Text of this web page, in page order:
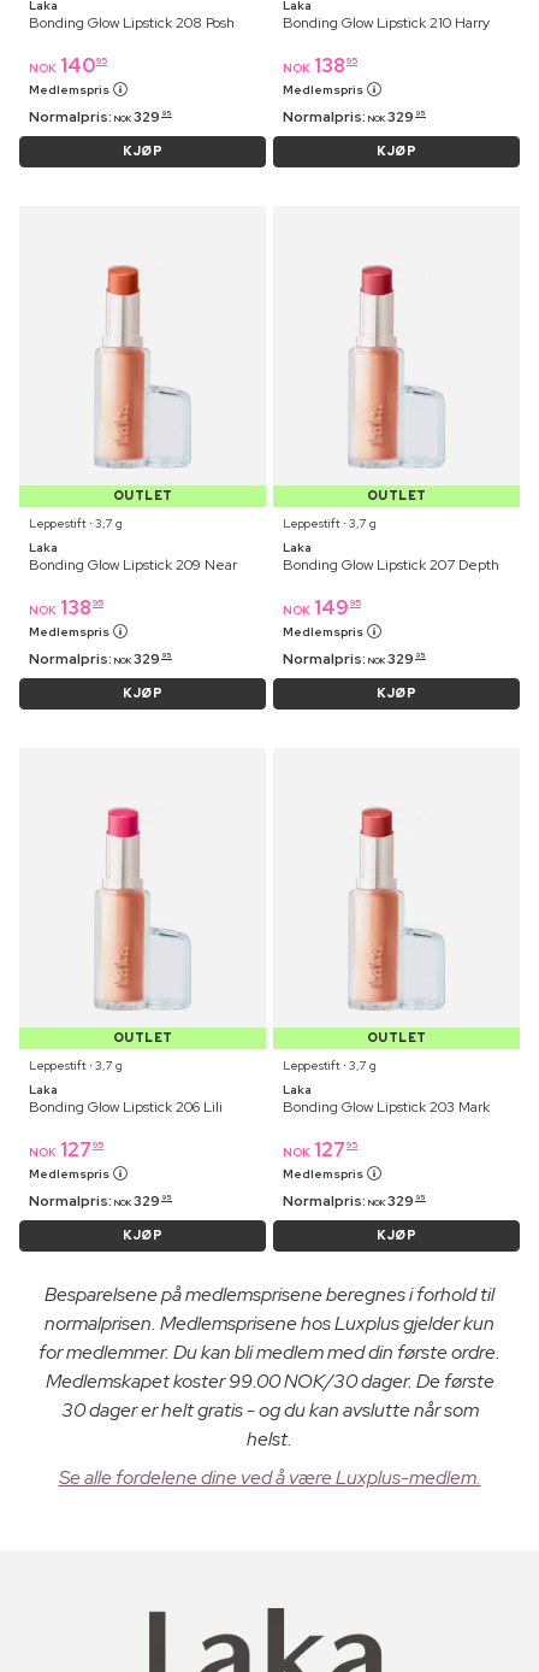
Laka
Bonding Glow Lipstick 208 Posh
NOK 14095
Medlemspris
Normalpris: NOK 329 95
KJØP
Laka
Bonding Glow Lipstick 210 Harry
NOK 138 95
Medlemspris
Normalpris: NOK 329 95
KJØP
OUTLET
Leppestift ⋅ 3,7 g
Laka
Bonding Glow Lipstick 209 Near
NOK 138 95
Medlemspris
Normalpris: NOK 329 95
KJØP
OUTLET
Leppestift ⋅ 3,7 g
Laka
Bonding Glow Lipstick 207 Depth
NOK 149 95
Medlemspris
Normalpris: NOK 329 95
KJØP
OUTLET
Leppestift ⋅ 3,7 g
Laka
Bonding Glow Lipstick 206 Lili
NOK 127 95
Medlemspris
Normalpris: NOK 329 95
KJØP
OUTLET
Leppestift ⋅ 3,7 g
Laka
Bonding Glow Lipstick 203 Mark
NOK 127 95
Medlemspris
Normalpris: NOK 329 95
KJØP
Besparelsene på medlemsprisene beregnes i forhold til
normalprisen. Medlemsprisene hos Luxplus gjelder kun
for medlemmer. Du kan bli medlem med din første ordre.
Medlemskapet koster 99.00 NOK/30 dager. De første
30 dager er helt gratis - og du kan avslutte når som
helst.
Se alle fordelene dine ved å være Luxplus-medlem.